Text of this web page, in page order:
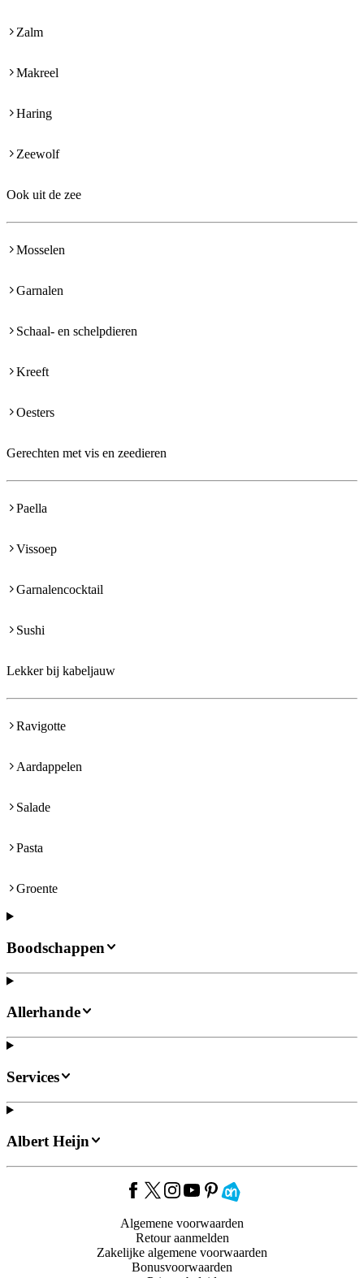
Zalm
Makreel
Haring
Zeewolf
Ook uit de zee
Mosselen
Garnalen
Schaal- en schelpdieren
Kreeft
Oesters
Gerechten met vis en zeedieren
Paella
Vissoep
Garnalencocktail
Sushi
Lekker bij kabeljauw
Ravigotte
Aardappelen
Salade
Pasta
Groente
Boodschappen
Allerhande
Services
Albert Heijn
Algemene voorwaarden
Retour aanmelden
Zakelijke algemene voorwaarden
Bonusvoorwaarden